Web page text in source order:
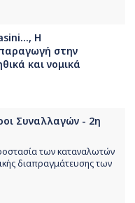
Η
στην
και νομικά
Συναλλαγών - 2η
των καταναλωτών
διαπραγμάτευσης των